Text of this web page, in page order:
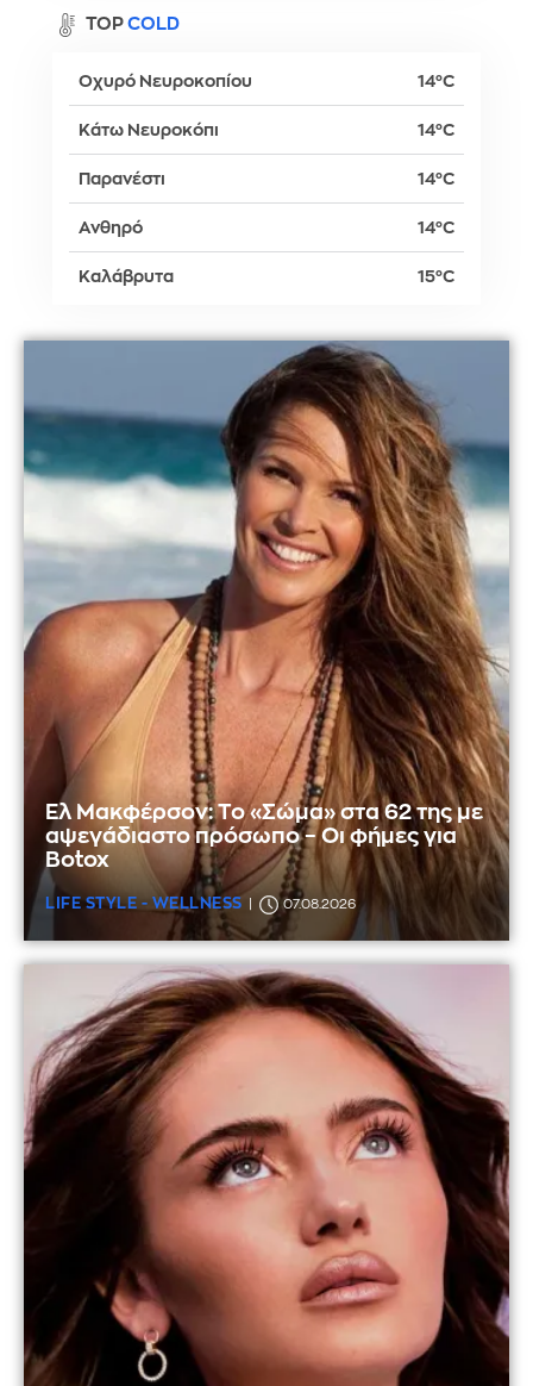
TOP COLD
Οχυρό Νευροκοπίου 14°C
Κάτω Νευροκόπι 14°C
Παρανέστι 14°C
Ανθηρό 14°C
Καλάβρυτα 15°C
Ελ Μακφέρσον: Το «Σώμα» στα 62 της με
αψεγάδιαστο πρόσωπο – Οι φήμες για
Botox
LIFE STYLE - WELLNESS 07.08.2026